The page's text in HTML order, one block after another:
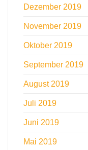
Dezember 2019
November 2019
Oktober 2019
September 2019
August 2019
Juli 2019
Juni 2019
Mai 2019